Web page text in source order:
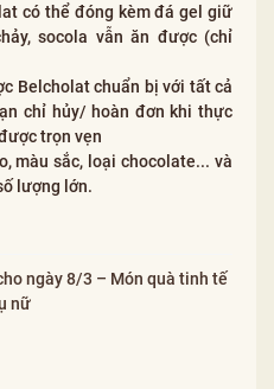
có thể đóng kèm đá gel giữ
socola vẫn ăn được (chỉ
Belcholat chuẩn bị với tất cả
chỉ hủy/ hoàn đơn khi thực
trọn vẹn
màu sắc, loại chocolate... và
lượng lớn.
ngày 8/3 – Món quà tinh tế
nữ